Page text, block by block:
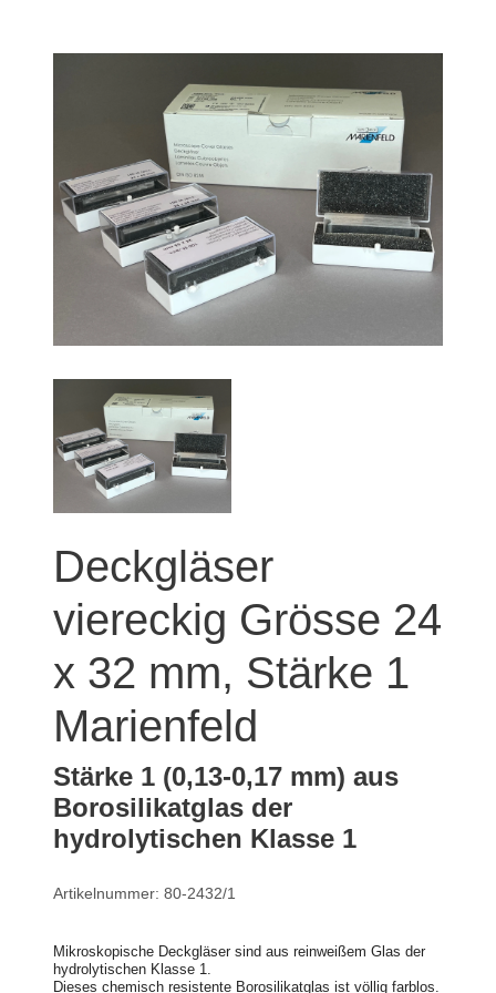
Deckgläser
viereckig Grösse 24
x 32 mm, Stärke 1
Marienfeld
Stärke 1 (0,13-0,17 mm) aus
Borosilikatglas der
hydrolytischen Klasse 1
Artikelnummer: 80-2432/1
Mikroskopische Deckgläser sind aus reinweißem Glas der
hydrolytischen Klasse 1.
Dieses chemisch resistente Borosilikatglas ist völlig farblos.